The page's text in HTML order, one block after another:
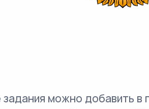
можно добавить в